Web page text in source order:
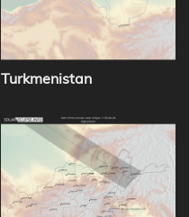
Turkmenistan